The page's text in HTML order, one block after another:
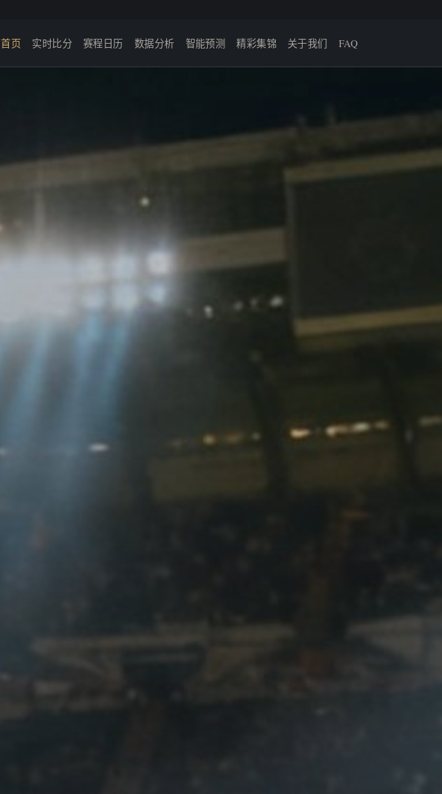
首页 实时比分 赛程日历 数据分析 智能预测 精彩集锦 关于我们 FAQ